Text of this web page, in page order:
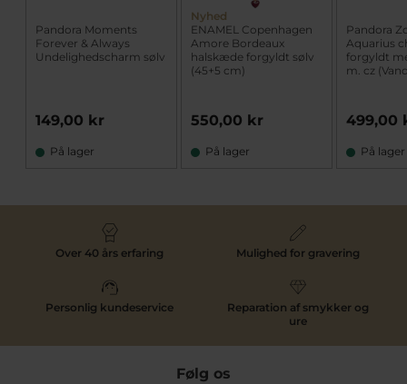
Pandora Moments
Forever & Always
Undelighedscharm sølv
149,00 kr
På lager
Nyhed
ENAMEL Copenhagen
Amore Bordeaux
halskæde forgyldt sølv
(45+5 cm)
550,00 kr
På lager
Pandora
Aquarius
forgyldt
m. cz
499,00
På lager
Over 40 års erfaring Mulighed for gravering
Personlig kundeservice
Reparation af smykker og
ure
Følg os